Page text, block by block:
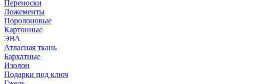
Переноски
Ложементы
Поролоновые
Картонные
ЭВА
Атласная ткань
Бархатные
Изолон
Подарки под ключ